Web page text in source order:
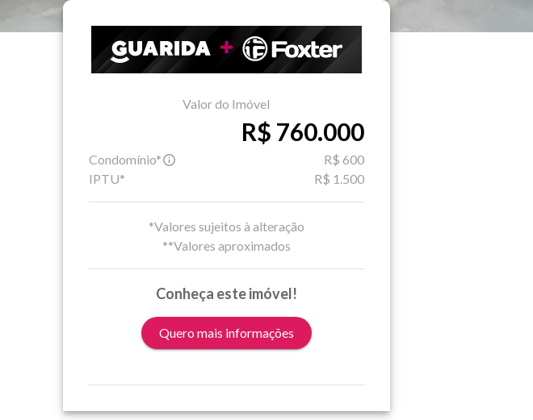
Valor do Imóvel
R$ 760.000
Condomínio*
R$ 600
IPTU*
R$ 1.500
*Valores sujeitos à alteração
**Valores aproximados
Conheça este imóvel!
Quero mais informações